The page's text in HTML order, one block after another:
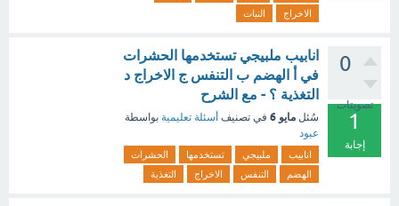
الاخراج
النبات
0
تصويتات
1
إجابة
انابيب ملبيجي تستخدمها الحشرات
في أ الهضم ب التنفس ج الاخراج د
التغذية ؟ - مع الشرح
سُئل مايو 6 في تصنيف أسئلة تعليمية بواسطة
عبود
انابيب ملبيجي تستخدمها
الحشرات
الهضم
التنفس الاخراج التغذية